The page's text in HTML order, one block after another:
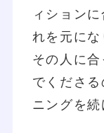
ィション
れを元にな
その人に
でくださ
ニングを続